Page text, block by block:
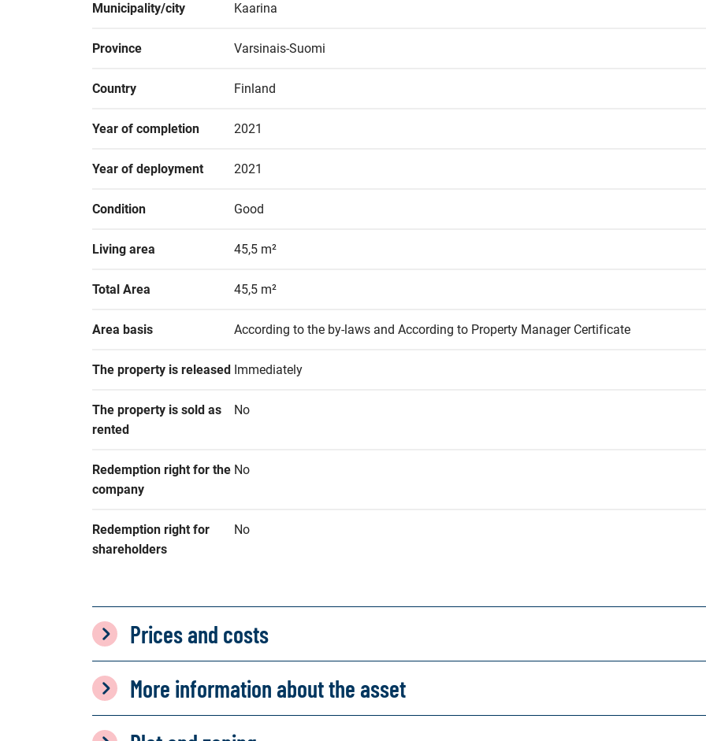
Municipality/city Kaarina
Province Varsinais-Suomi
Country Finland
Year of completion 2021
Year of deployment 2021
Condition Good
Living area 45,5 m²
Total Area 45,5 m²
Area basis According to the by-laws and According to Property Manager Certificate
The property is released Immediately
The property is sold as
rented
No
Redemption right for the
company
No
Redemption right for
shareholders
No
Prices and costs
More information about the asset